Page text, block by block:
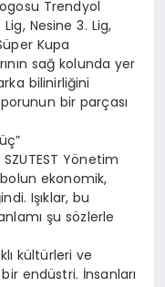
Trendyol
Nesine 3. Lig,
Kupa
sağ kolunda yer
bilinirliğini
bir parçası
Yönetim
ekonomik,
Işıklar, bu
şu sözlerle
kültürleri ve
endüstri. İnsanları